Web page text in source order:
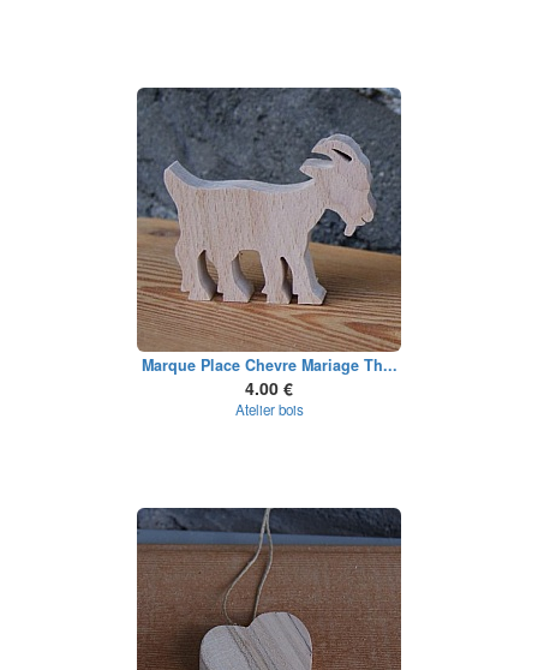
Marque Place Chevre Mariage Th...
4.00 €
Atelier bois